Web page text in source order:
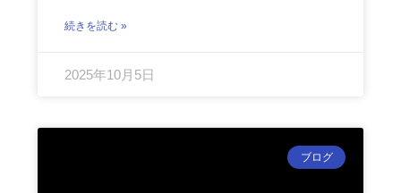
続きを読む »
2025年10月5日
ブログ